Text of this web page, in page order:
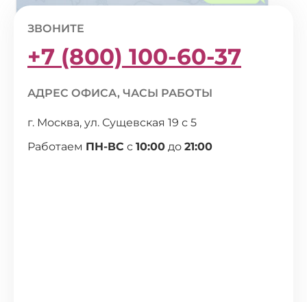
ЗВОНИТЕ
+7 (800) 100-60-37
АДРЕС ОФИСА, ЧАСЫ РАБОТЫ
г. Москва, ул. Сущевская 19 с 5
Работаем ПН-ВС с 10:00 до 21:00